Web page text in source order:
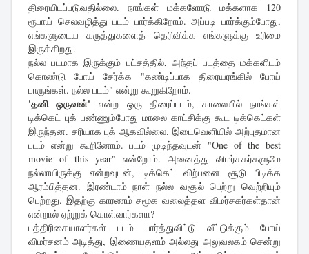
திரையிடப்படுவதில்லை. நாங்கள் மக்களோடு மக்களாக 120
ரூபாய் செலவழித்து படம் பார்க்கிறோம். அப்படி பார்க்கும்போது,
எங்களுடைய கருத்துகளைத் தெரிவிக்க எங்களுக்கு உரிமை
இருக்கிறது.
நல்ல படமாக இருக்கும் பட்சத்தில், அந்தப் படத்தை மக்களிடம்
கொண்டு போய் சேர்க்க "கண்டிப்பாக திரையரங்கில் போய்
பாருங்கள். நல்ல படம்" என்று கூறுகிறோம்.
'தனி ஒருவன்'என்ற ஒரு திரைப்படம், காலையில் நாங்கள்
டிக்கெட் புக் பண்ணும்போது மாலை காட்சிக்கு கூட டிக்கெட்கள்
இருந்தன. சரியாக புக் ஆகவில்லை. இடைவெளியில் அற்புதமான
படம் என்று கூறினோம். படம் முடிந்தவுடன் "One of the best
movie of this year" என்றோம். அனைத்து விமர்சகர்களுமே
நல்லாயிருக்கு என்றவுடன், டிக்கெட் விற்பனை சூடு பிடிக்க
ஆரம்பித்தன. இரண்டாம் நாள் நல்ல வசூல் பெற்று வெற்றியும்
பெற்றது. இதற்கு காரணம் சமூக வலைத்தள விமர்சகர்கள்தான்
என்றால் ஏற்றுக் கொள்வார்களா?
பத்திரிகையாளர்கள் படம் பார்த்துவிட்டு வீட்டுக்கும் போய்
விமர்சனம் அடித்து, இணையதளம் அல்லது அலுவலகம் சென்று